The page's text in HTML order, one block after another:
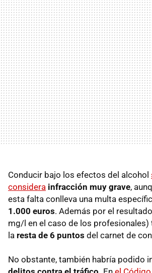
Conducir bajo los efectos del alcohol
considera infracción muy grave,
esta falta conlleva una multa
1.000 euros. Además por el
mg/l en el caso de los profesionales)
la resta de 6 puntos del carnet de
No obstante, también habría podido